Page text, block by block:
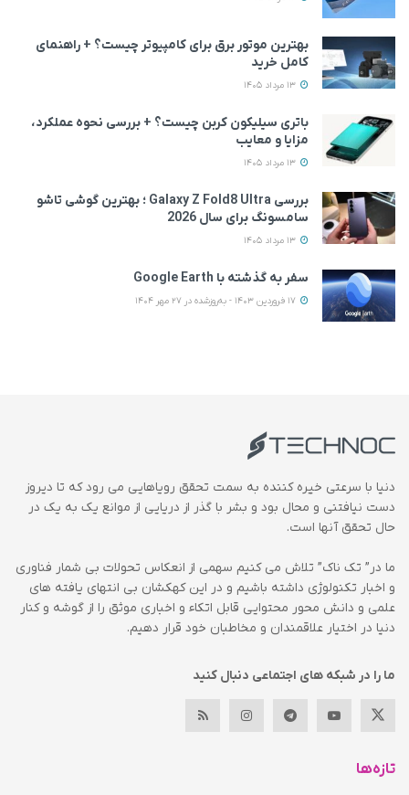
بهترین موتور برق برای کامپیوتر چیست؟ + راهنمای
کامل خرید
باتری سیلیکون کربن چیست؟ + بررسی نحوه عملکرد،
مزایا و معایب
بررسی Galaxy Z Fold8 Ultra ؛ بهترین گوشی تاشو
سامسونگ برای سال 2026
سفر به گذشته با Google Earth
دنیا با سرعتی خیره کننده به سمت تحقق رویاهایی می رود که تا دیروز
دست نیافتنی و محال بود و بشر با گذر از دریایی از موانع یک به یک در
حال تحقق آنها است.
ما در” تک ناک” تلاش می کنیم سهمی از انعکاس تحولات بی شمار فناوری
و اخبار تکنولوژی داشته باشیم و در این کهکشان بی انتهای یافته های
علمی و دانش محور محتوایی قابل اتکاء و اخباری موثق را از گوشه و کنار
دنیا در اختیار علاقمندان و مخاطبان خود قرار دهیم.
ما را در شبکه های اجتماعی دنبال کنید
تازه‌ها